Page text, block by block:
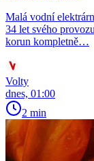
Malá vodní
34 let svého
korun kompletně…
Volty
dnes, 01:00
2 min